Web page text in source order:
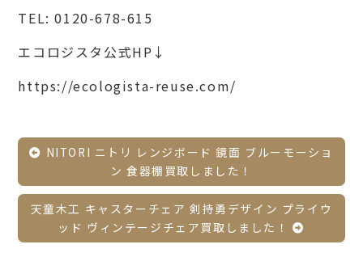
TEL:0120-678-615
エコロジスタ公式HP↓
https://ecologista-reuse.com/
NITORI ニトリ レンジボード 鏡面 ブルーモーショ
ン 食器棚買取しました！
天童木工 キャスターチェア 剣持勇デザイン プライウ
ッド ヴィンテージチェア買取しました！